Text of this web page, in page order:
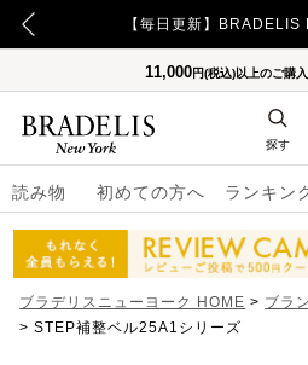
【毎日更新】
11,000円(税込)以上のご購
読み物 初めての方へ ランキン
探す
ブラデリスニューヨーク HOME ブラ
STEP補整ベル25A1シリーズ